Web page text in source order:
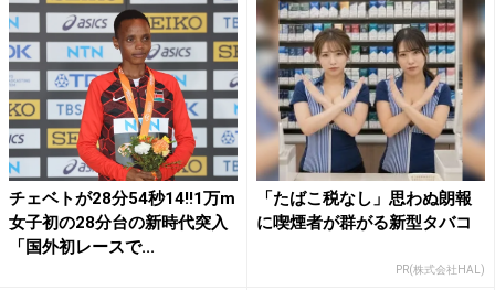
チェベトが28分54秒14!!1万m
女子初の28分台の新時代突入
「国外初レースで...
「たばこ税なし」思わぬ朗報
に喫煙者が群がる新型タバコ
PR(株式会社HAL)